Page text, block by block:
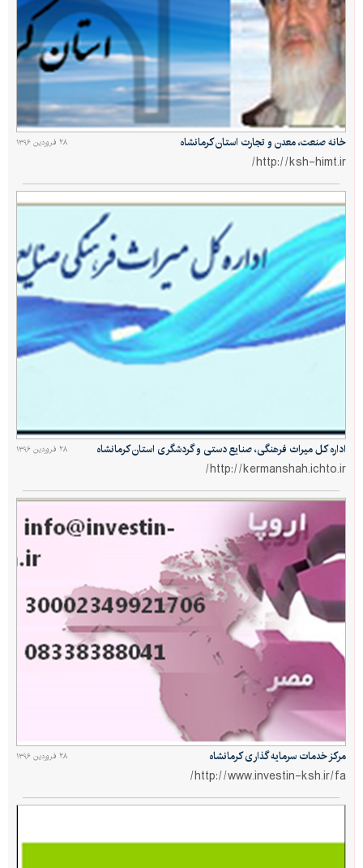
۲۸ فروردین ۱۳۹۶ خانه صنعت، معدن و تجارت استان کرمانشاه
http://ksh-himt.ir/
۲۸ فروردین ۱۳۹۶ اداره کل میراث فرهنگی، صنایع دستی و گردشگری استان کرمانشاه
http://kermanshah.ichto.ir/
۲۸ فروردین ۱۳۹۶ مرکز خدمات سرمایه گذاری کرمانشاه
http://www.investin-ksh.ir/fa/